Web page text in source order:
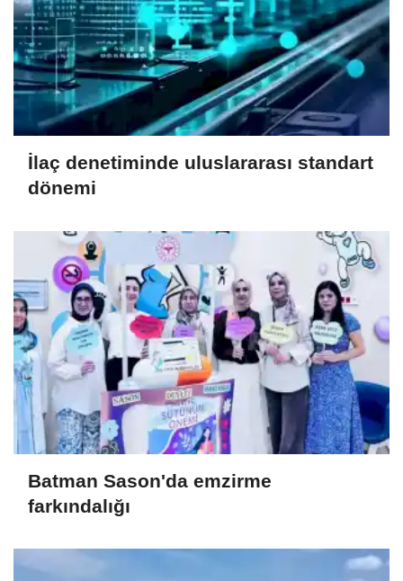
İlaç denetiminde uluslararası standart
dönemi
Batman Sason'da emzirme
farkındalığı